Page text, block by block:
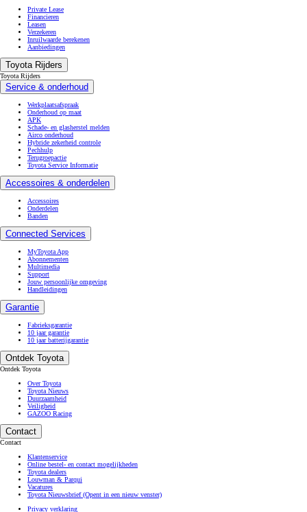
Private Lease
Financieren
Leasen
Verzekeren
Inruilwaarde berekenen
Aanbiedingen
Toyota Rijders
Toyota Rijders
Service & onderhoud
Werkplaatsafspraak
Onderhoud op maat
APK
Schade- en glasherstel melden
Airco onderhoud
Hybride zekerheid controle
Pechhulp
Terugroepactie
Toyota Service Informatie
Accessoires & onderdelen
Accessoires
Onderdelen
Banden
Connected Services
MyToyota App
Abonnementen
Multimedia
Support
Jouw persoonlijke omgeving
Handleidingen
Garantie
Fabrieksgarantie
10 jaar garantie
10 jaar batterijgarantie
Ontdek Toyota
Ontdek Toyota
Over Toyota
Toyota Nieuws
Duurzaamheid
Veiligheid
GAZOO Racing
Contact
Contact
Klantenservice
Online bestel- en contact mogelijkheden
Toyota dealers
Louwman & Parqui
Vacatures
Toyota Nieuwsbrief(Opent in een nieuw venster)
Privacy verklaring